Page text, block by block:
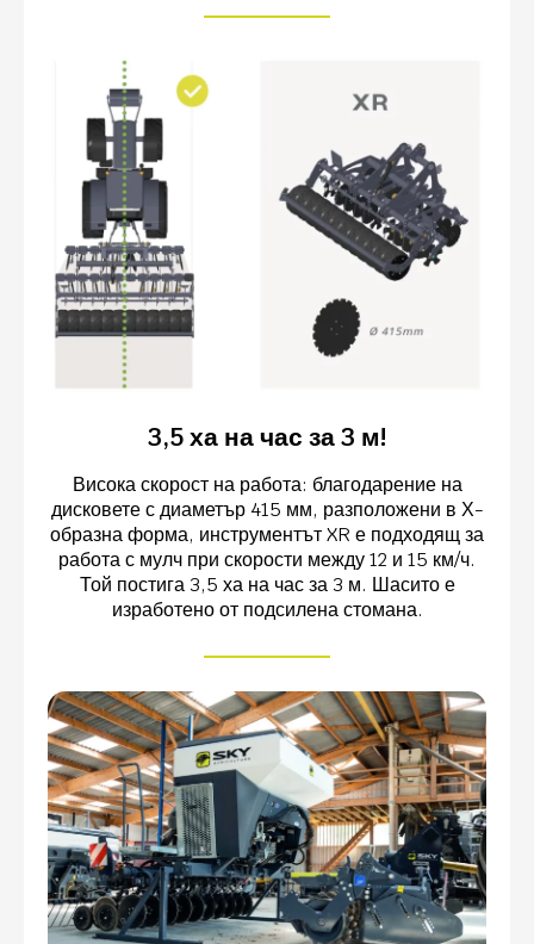
3,5 ха на час за 3 м!
Висока скорост на работа: благодарение на
дисковете с диаметър 415 мм, разположени в Х-
образна форма, инструментът XR е подходящ за
работа с мулч при скорости между 12 и 15 км/ч.
Той постига 3,5 ха на час за 3 м. Шасито е
изработено от подсилена стомана.